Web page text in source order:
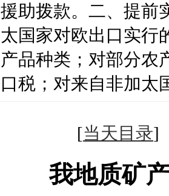
助拨款。二、提
国家对欧出口实行
品种类；对部分
税；对来自非加太
[当天目录
我地质矿